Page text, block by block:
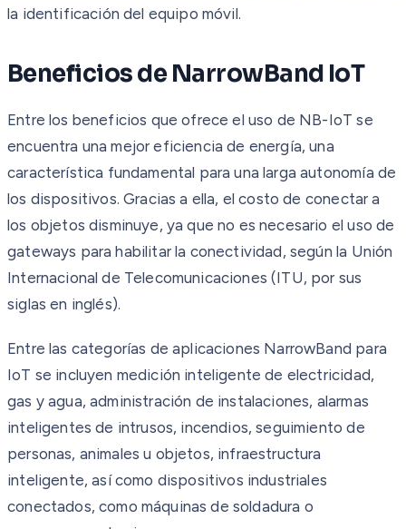
la identificación del equipo móvil.
Beneficios de NarrowBand IoT
Entre los beneficios que ofrece el uso de NB-IoT se
encuentra una mejor eficiencia de energía, una
característica fundamental para una larga autonomía de
los dispositivos. Gracias a ella, el costo de conectar a
los objetos disminuye, ya que no es necesario el uso de
gateways para habilitar la conectividad, según la Unión
Internacional de Telecomunicaciones (ITU, por sus
siglas en inglés).
Entre las categorías de aplicaciones NarrowBand para
IoT se incluyen medición inteligente de electricidad,
gas y agua, administración de instalaciones, alarmas
inteligentes de intrusos, incendios, seguimiento de
personas, animales u objetos, infraestructura
inteligente, así como dispositivos industriales
conectados, como máquinas de soldadura o